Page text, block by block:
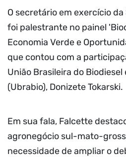
O secretário em exercício
foi palestrante no painel
Economia Verde e
que contou com a
União Brasileira do
(Ubrabio), Donizete Tokarski.
Em sua fala, Falcette
agronegócio sul-mato-
necessidade de ampliar o